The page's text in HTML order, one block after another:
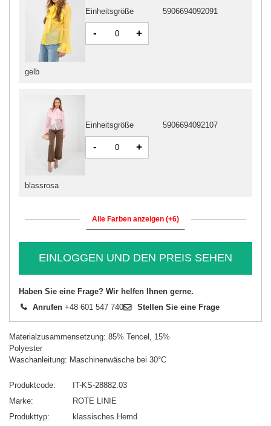
gelb
Einheitsgröße 5906694092091
- +
blassrosa
Einheitsgröße 5906694092107
- +
Alle Farben anzeigen (+6)
EINLOGGEN UND DEN PREIS SEHEN
Haben Sie eine Frage? Wir helfen Ihnen gerne.
Anrufen +48 601 547 740 Stellen Sie eine Frage
Materialzusammensetzung: 85% Tencel, 15%
Polyester
Waschanleitung: Maschinenwäsche bei 30°C
Produktcode
IT-KS-28882.03
Marke
ROTE LINIE
Produkttyp
klassisches Hemd